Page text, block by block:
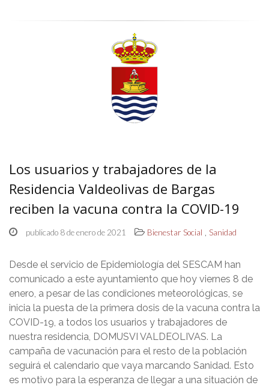
Los usuarios y trabajadores de la
Residencia Valdeolivas de Bargas
reciben la vacuna contra la COVID-19
publicado 8 de enero de 2021 Bienestar Social , Sanidad
Desde el servicio de Epidemiología del SESCAM han
comunicado a este ayuntamiento que hoy viernes 8 de
enero, a pesar de las condiciones meteorológicas, se
inicia la puesta de la primera dosis de la vacuna contra la
COVID-19, a todos los usuarios y trabajadores de
nuestra residencia, DOMUSVI VALDEOLIVAS. La
campaña de vacunación para el resto de la población
seguirá el calendario que vaya marcando Sanidad. Esto
es motivo para la esperanza de llegar a una situación de